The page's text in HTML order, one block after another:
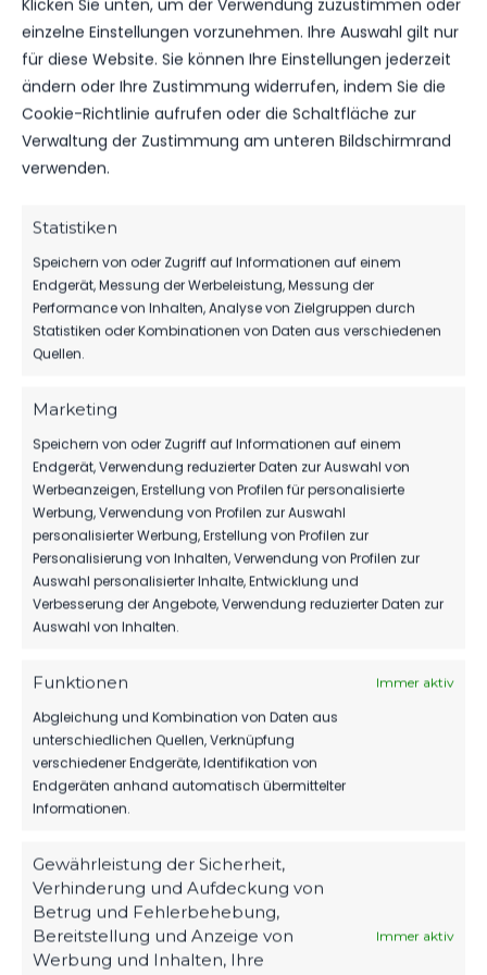
Klicken Sie unten, um der Verwendung zuzustimmen oder
einzelne Einstellungen vorzunehmen. Ihre Auswahl gilt nur
für diese Website. Sie können Ihre Einstellungen jederzeit
ändern oder Ihre Zustimmung widerrufen, indem Sie die
Cookie-Richtlinie aufrufen oder die Schaltfläche zur
Verwaltung der Zustimmung am unteren Bildschirmrand
verwenden.
Statistiken
Speichern von oder Zugriff auf Informationen auf einem
Endgerät, Messung der Werbeleistung, Messung der
Performance von Inhalten, Analyse von Zielgruppen durch
Statistiken oder Kombinationen von Daten aus verschiedenen
Quellen.
Marketing
Speichern von oder Zugriff auf Informationen auf einem
Endgerät, Verwendung reduzierter Daten zur Auswahl von
Werbeanzeigen, Erstellung von Profilen für personalisierte
Werbung, Verwendung von Profilen zur Auswahl
personalisierter Werbung, Erstellung von Profilen zur
Personalisierung von Inhalten, Verwendung von Profilen zur
Auswahl personalisierter Inhalte, Entwicklung und
Verbesserung der Angebote, Verwendung reduzierter Daten zur
Auswahl von Inhalten.
Funktionen Immer aktiv
Abgleichung und Kombination von Daten aus
unterschiedlichen Quellen, Verknüpfung
verschiedener Endgeräte, Identifikation von
Endgeräten anhand automatisch übermittelter
Informationen.
Gewährleistung der Sicherheit,
Verhinderung und Aufdeckung von
Betrug und Fehlerbehebung,
Bereitstellung und Anzeige von
Werbung und Inhalten, Ihre
Immer aktiv
NÄCHSTER BEITRAG
FSV HALLENTURNIERE DER
KLEINFELDMANNSCHAFTEN
DAS KÖNNTE DICH
AUCH INTERESSIEREN.
MBS VERLÄNGERT SEIN SPONSORING
BEIM FSV
HERBER DÄMPFER AUF DEM WEG ZUM
KLASSENERHALT
1.MÄNNER
WIR VERPFLICHTEN TILL JACOBI!
31. Juli 2026